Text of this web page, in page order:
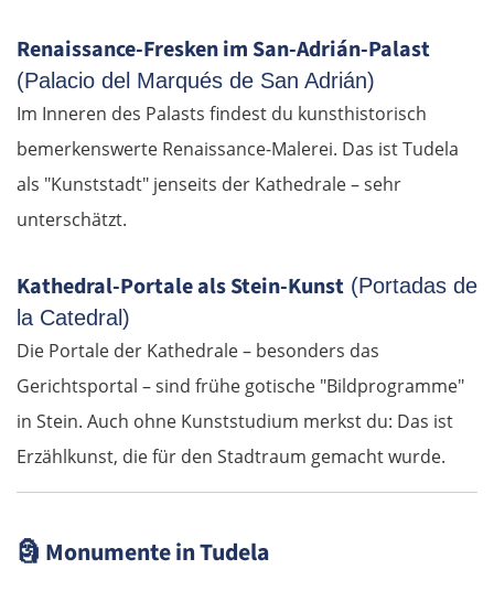
Renaissance-Fresken im San-Adrián-Palast
(Palacio del Marqués de San Adrián)
Im Inneren des Palasts findest du kunsthistorisch
bemerkenswerte Renaissance-Malerei. Das ist Tudela
als "Kunststadt" jenseits der Kathedrale – sehr
unterschätzt.
Kathedral-Portale als Stein-Kunst (Portadas de
la Catedral)
Die Portale der Kathedrale – besonders das
Gerichtsportal – sind frühe gotische "Bildprogramme"
in Stein. Auch ohne Kunststudium merkst du: Das ist
Erzählkunst, die für den Stadtraum gemacht wurde.
🗿 Monumente in Tudela